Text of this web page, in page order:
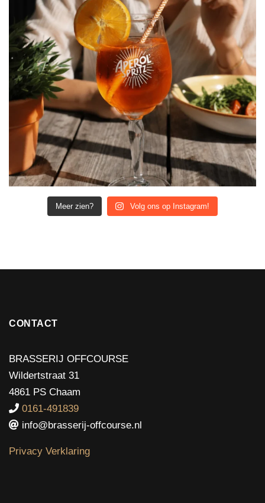
Meer zien? Volg ons op Instagram!
CONTACT
BRASSERIJ OFFCOURSE
Wildertstraat 31
4861 PS Chaam
0161-491839
info@brasserij-offcourse.nl
Privacy Verklaring